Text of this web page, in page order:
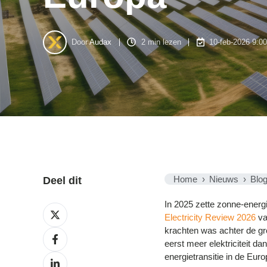
DoorAudax 2 min lezen 10-feb-2026
Home Nieuws Blog
In 2025 zette zonne-
Electricity Review 2026
krachten was achter de
eerst meer elektriciteit
energietransitie in de
Deel dit
Deel
op
Deel
op
Facebook
Deel